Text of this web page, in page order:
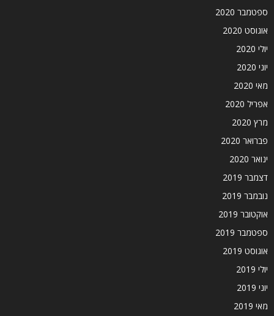
ספטמבר 2020
אוגוסט 2020
יולי 2020
יוני 2020
מאי 2020
אפריל 2020
מרץ 2020
פברואר 2020
ינואר 2020
דצמבר 2019
נובמבר 2019
אוקטובר 2019
ספטמבר 2019
אוגוסט 2019
יולי 2019
יוני 2019
מאי 2019